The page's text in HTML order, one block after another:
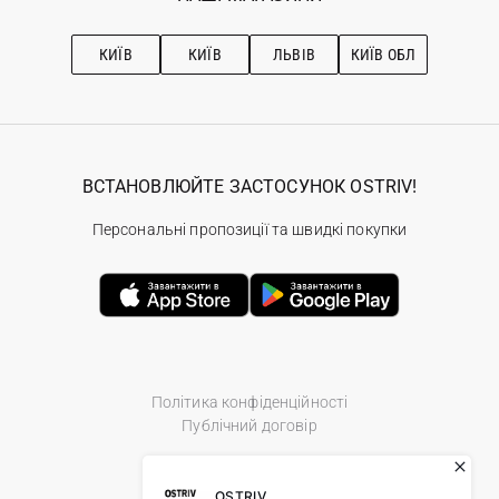
Рекомендації з догляду
КИЇВ КИЇВ ЛЬВІВ КИЇВ ОБЛ
Політика конфіденційності
Публічний договір
ВСТАНОВЛЮЙТЕ ЗАСТОСУНОК OSTRIV!
Персональні пропозиції та швидкі покупки